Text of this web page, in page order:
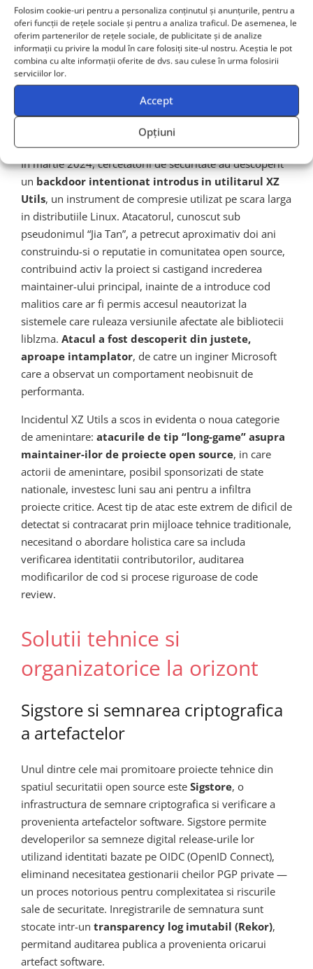
Folosim cookie-uri pentru a personaliza conținutul și anunțurile, pentru a
oferi funcții de rețele sociale și pentru a analiza traficul. De asemenea, le
oferim partenerilor de rețele sociale, de publicitate și de analize
informații cu privire la modul în care folosiți site-ul nostru. Aceștia le pot
combina cu alte informații oferite de dvs. sau culese în urma folosirii
serviciilor lor.
Accept
Opțiuni
dependente. Acest incident a accelerat dramatic
adoptarea SBOM si a instrumentelor de analiza a
compozitiei software (SCA – Software Composition
Analysis) in industrie.
Backdoor-ul XZ Utils: Un atac
sofisticat de inginerie sociala
In martie 2024, cercetatorii de securitate au descoperit
un backdoor intentionat introdus in utilitarul XZ
Utils, un instrument de compresie utilizat pe scara larga
in distributiile Linux. Atacatorul, cunoscut sub
pseudonimul “Jia Tan”, a petrecut aproximativ doi ani
construindu-si o reputatie in comunitatea open source,
contribuind activ la proiect si castigand increderea
maintainer-ului principal, inainte de a introduce cod
malitios care ar fi permis accesul neautorizat la
sistemele care ruleaza versiunile afectate ale bibliotecii
liblzma. Atacul a fost descoperit din justete,
aproape intamplator, de catre un inginer Microsoft
care a observat un comportament neobisnuit de
performanta.
Incidentul XZ Utils a scos in evidenta o noua categorie
de amenintare: atacurile de tip “long-game” asupra
maintainer-ilor de proiecte open source, in care
actorii de amenintare, posibil sponsorizati de state
nationale, investesc luni sau ani pentru a infiltra
proiecte critice. Acest tip de atac este extrem de dificil de
detectat si contracarat prin mijloace tehnice traditionale,
necesitand o abordare holistica care sa includa
verificarea identitatii contributorilor, auditarea
modificarilor de cod si procese riguroase de code
review.
Solutii tehnice si
organizatorice la orizont
Sigstore si semnarea criptografica
a artefactelor
Unul dintre cele mai promitoare proiecte tehnice din
spatiul securitatii open source este Sigstore, o
infrastructura de semnare criptografica si verificare a
provenienta artefactelor software. Sigstore permite
developerilor sa semneze digital release-urile lor
utilizand identitati bazate pe OIDC (OpenID Connect),
eliminand necesitatea gestionarii cheilor PGP private —
un proces notorious pentru complexitatea si riscurile
sale de securitate. Inregistrarile de semnatura sunt
stocate intr-un transparency log imutabil (Rekor),
permitand auditarea publica a provenienta oricarui
artefact software.